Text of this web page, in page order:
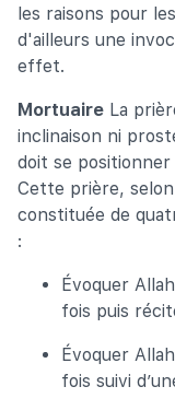
les raisons pour
d'ailleurs une
effet.
Mortuaire La
inclinaison ni
doit se positionner
Cette prière,
constituée de
:
Évoquer
fois puis
Évoquer
fois suivi